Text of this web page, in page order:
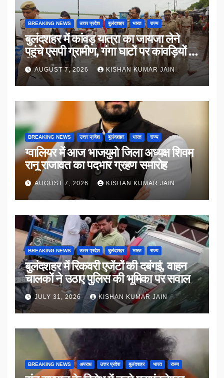
BREAKING NEWS उत्तर प्रदेश बुलंदशहर भारत राज्य
बुलंदशहर में कांवड़ यात्रा का जायजा लेने
पहुंचे एसपी ग्रामीण, गंगा घाटों पर कांवड़ियों से
किया संवाद
AUGUST 7, 2026 KISHAN KUMAR JAIN
BREAKING NEWS उत्तर प्रदेश बुलंदशहर भारत राज्य
ग्वालियर में आज भाजयुमो जिला अध्यक्ष शिवम
रानू राजावत का पदभार ग्रहण समारोह
AUGUST 7, 2026 KISHAN KUMAR JAIN
BREAKING NEWS उत्तर प्रदेश बुलंदशहर भारत राज्य
बुलंदशहर में रिकवरी एजेंटों की दबंगई, वाहन
चालकों ने उठाए पुलिस की भूमिका पर सवाल
JULY 31, 2026 KISHAN KUMAR JAIN
BREAKING NEWS अपराध उत्तर प्रदेश बुलंदशहर भारत राज्य